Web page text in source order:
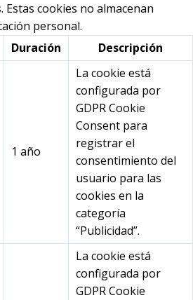
cookies no almacenan
personal.
Duración Descripción
1 año
La cookie está
configurada por
GDPR Cookie
Consent para
registrar el
consentimiento del
usuario para las
cookies en la
categoría
“Publicidad”.
La cookie está
configurada por
GDPR Cookie